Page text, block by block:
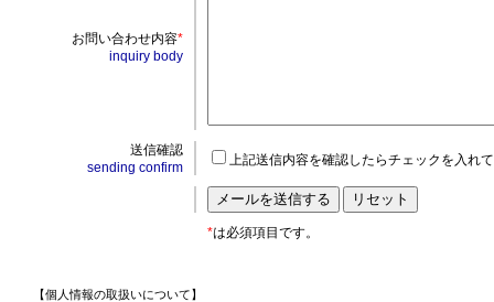
お問い合わせ内容*
inquiry body
送信確認
sending confirm
上記送信内容を確認したらチェックを入れ
*は必須項目です。
【個人情報の取扱いについて】